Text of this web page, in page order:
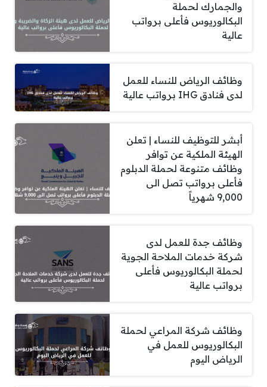
والجمارك لحملة
البكالوريوس فأعلى برواتب
عالية
وظائف الرياض للنساء للعمل
لدى فنادق IHG برواتب عالية
أبشر للتوظيف للنساء | تعلن
الهيئة الملكية عن توافر
وظائف متنوعة لحملة الدبلوم
فأعلى برواتب تصل الى
9,000 شهرياً
وظائف جدة للعمل لدى
شركة خدمات الملاحة الجوية
لحملة البكالوريوس فأعلى
برواتب عالية
وظائف شركة المراعي لحملة
البكالوريوس للعمل في
الرياض اليوم